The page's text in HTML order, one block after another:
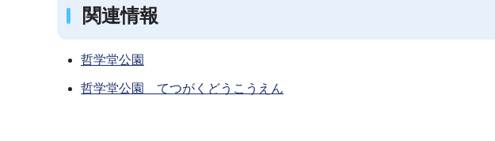
関連情報
哲学堂公園
哲学堂公園 てつがくどうこうえん